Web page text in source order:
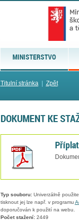
MINISTERSTVO
Titulní stránka| Zpět
DOKUMENT KE
Typ souboru:Univerzálně
tisknout jej lze např. v programu
doporučován k použití na webu.
Počet stažení:2449